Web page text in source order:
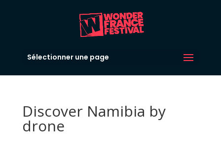
Sélectionner une page
Discover Namibia by
drone